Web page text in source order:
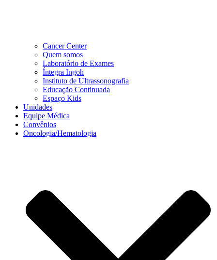
Cancer Center
Quem somos
Laboratório de Exames
Íntegra Ingoh
Instituto de Ultrassonografia
Educação Continuada
Espaço Kids
Unidades
Equipe Médica
Convênios
Oncologia/Hematologia